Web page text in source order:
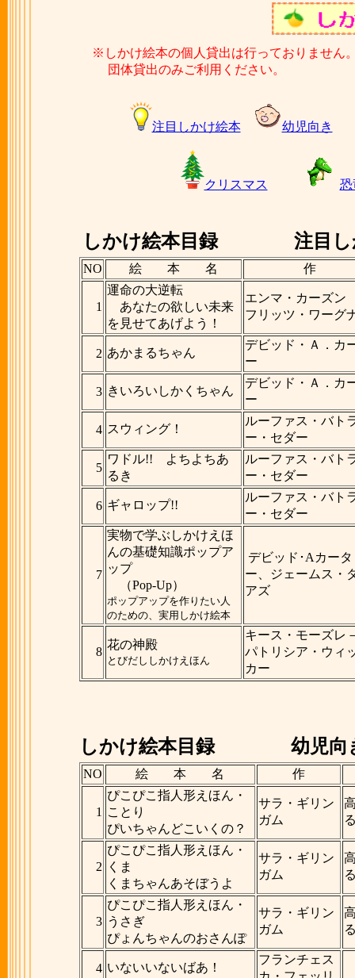
※しかけ絵本の個人貸出は行っておりません
団体貸出のみご利用ください。
注目しかけ絵本 幼児向き
クリスマス 恐
しかけ絵本目録注目しか
NO 絵 本 名 作
1
運命の大逆転
あなたの欲しい未来
を見せてあげよう！
エンマ・カーズン
フリッツ・ワーグ
2 あかまるちゃん
デビッド・Ａ．カ
ー
3 きいろいしかくちゃん
デビッド・Ａ．カ
ー
4 スウィング！
ルーファス・バト
ー・セダー
5
ワドル!! よちよちあ
るき
ルーファス・バト
ー・セダー
6 ギャロップ!!
ルーファス・バト
ー・セダー
7
実物で学ぶしかけえほ
んの基礎知識ポップア
ップ
（Pop-Up）
ポップアップを作りたい人
のための、実用しかけ絵本
デビッド･Aカータ
ー、ジェームス・
アズ
8
花の神殿
とびだししかけえほん
キース・モーズレ
パトリシア・ウィ
カー
しかけ絵本目録幼児向
NO 絵 本 名 作
1
ぴこぴこ指人形えほん・
ことり
ぴいちゃんどこいくの？
サラ・ギリン
ガム
2
ぴこぴこ指人形えほん・
くま
くまちゃんあそぼうよ
サラ・ギリン
ガム
3
ぴこぴこ指人形えほん・
うさぎ
ぴょんちゃんのおさんぽ
サラ・ギリン
ガム
4 いないいないばあ！
フランチェス